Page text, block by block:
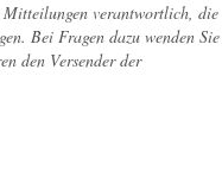
verantwortlich, die
Bei Fragen dazu wenden Sie
den Versender der